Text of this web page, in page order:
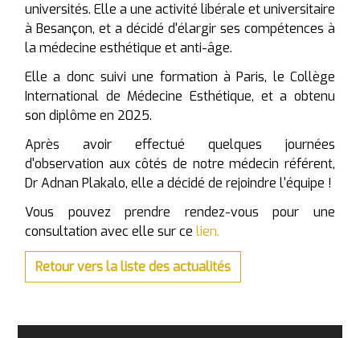
universités. Elle a une activité libérale et universitaire
à Besançon, et a décidé d'élargir ses compétences à
la médecine esthétique et anti-âge.
Elle a donc suivi une formation à Paris, le Collège
International de Médecine Esthétique, et a obtenu
son diplôme en 2025.
Après avoir effectué quelques journées
d'observation aux côtés de notre médecin référent,
Dr Adnan Plakalo, elle a décidé de rejoindre l'équipe !
Vous pouvez prendre rendez-vous pour une
consultation avec elle sur ce lien.
Retour vers la liste des actualités